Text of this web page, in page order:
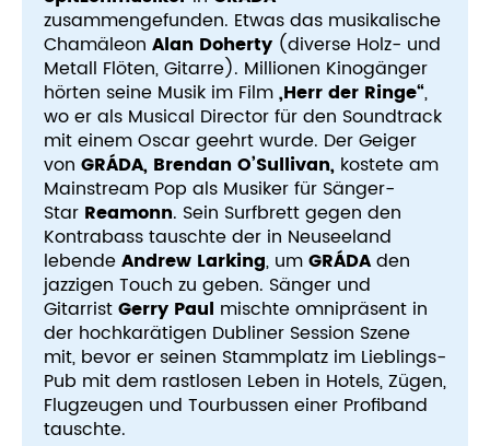
zusammengefunden. Etwas das musikalische
Chamäleon Alan Doherty (diverse Holz- und
Metall Flöten, Gitarre). Millionen Kinogänger
hörten seine Musik im Film„Herr der Ringe“,
wo er als Musical Director für den Soundtrack
mit einem Oscar geehrt wurde. Der Geiger
von GRÁDA, Brendan O’Sullivan, kostete am
Mainstream Pop als Musiker für Sänger-
Star Reamonn. Sein Surfbrett gegen den
Kontrabass tauschte der in Neuseeland
lebendeAndrew Larking, umGRÁDAden
jazzigen Touch zu geben. Sänger und
GitarristGerry Paul mischte omnipräsent in
der hochkarätigen Dubliner Session Szene
mit, bevor er seinen Stammplatz im Lieblings-
Pub mit dem rastlosen Leben in Hotels, Zügen,
Flugzeugen und Tourbussen einer Profiband
tauschte.